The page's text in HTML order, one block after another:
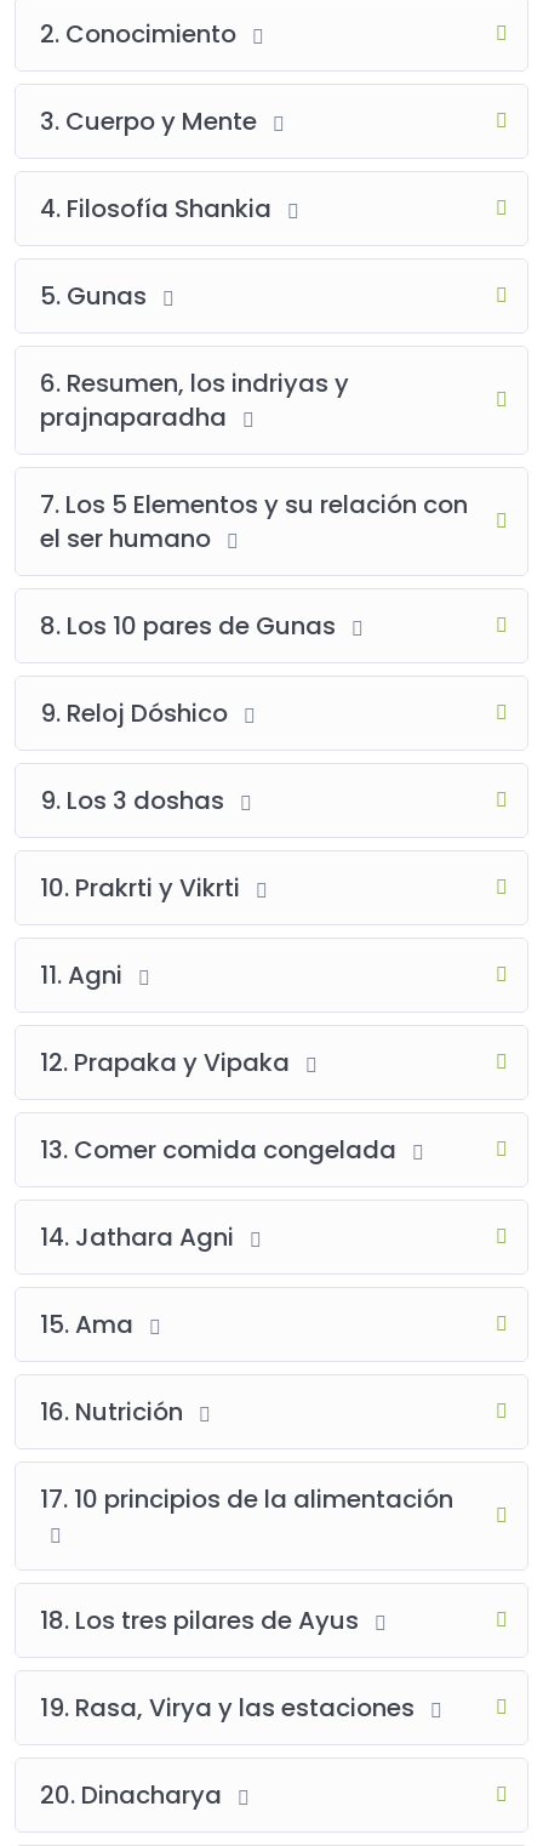
2. Conocimiento
3. Cuerpo y Mente
4. Filosofía Shankia
5. Gunas
6. Resumen, los indriyas y
prajnaparadha
7. Los 5 Elementos y su relación con
el ser humano
8. Los 10 pares de Gunas
9. Reloj Dóshico
9. Los 3 doshas
10. Prakrti y Vikrti
11. Agni
12. Prapaka y Vipaka
13. Comer comida congelada
14. Jathara Agni
15. Ama
16. Nutrición
17. 10 principios de la alimentación
18. Los tres pilares de Ayus
19. Rasa, Virya y las estaciones
20. Dinacharya